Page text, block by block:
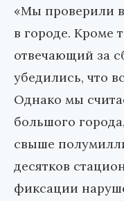
«Мы проверили
в городе. Кроме
отвечающий за
убедились, что
Однако мы
большого
свыше
десятков
фиксации